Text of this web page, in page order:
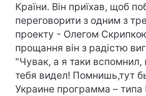
Країни. Він приїхав, щоб
переговорити з одним з
проекту - Олегом
прощання він з радістю
"Чувак, а я таки
тебя видел! Помнишь,тут
Украине программа – типа